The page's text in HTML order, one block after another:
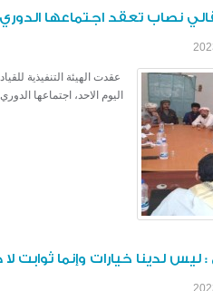
نصاب تعقد اجتماعها
عقدت الهيئة التنفيذية
اليوم الاحد، اجتماعها
لدينا خيارات وإنما ثوابت لا